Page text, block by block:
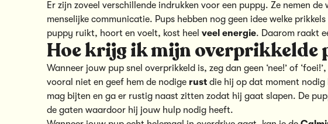
Er zijn zoveel verschillende indrukken voor een puppy. Ze nemen
menselijke communicatie. Pups hebben nog geen idee welke
puppy ruikt, hoort en voelt, kost heel veel energie. Daarom raakt
Hoe krijg ik mijn overprikkelde
Wanneer jouw pup snel overprikkeld is, zeg dan geen ‘nee!’ of
vooral niet en geef hem de nodige rust die hij op dat moment
mag bijten en ga er rustig naast zitten zodat hij gaat slapen. De
de gaten waardoor hij jouw hulp nodig heeft.